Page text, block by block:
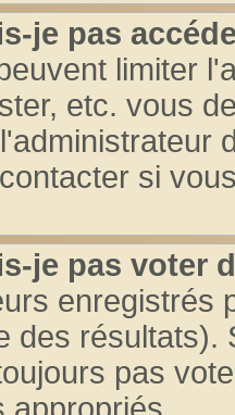
je pas
limiter
etc. vous
si
je pas voter
enregistrés
des
pas